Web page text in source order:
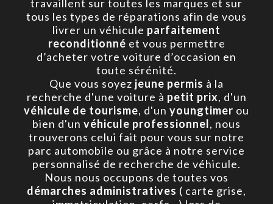
travaillent sur toutes les marques et sur
tous les types de réparations afin de vous
livrer un véhicule parfaitement
reconditionné et vous permettre
d’acheter votre voiture d’occasion en
toute sérénité.
Que vous soyez jeune permis à la
recherche d'une voiture à petit prix, d'un
véhicule de tourisme, d'un youngtimer ou
bien d'un véhicule professionnel, nous
trouverons celui fait pour vous sur notre
parc automobile ou grâce à notre service
personnalisé de recherche de véhicule.
Nous nous occupons de toutes vos
démarches administratives ( carte grise,